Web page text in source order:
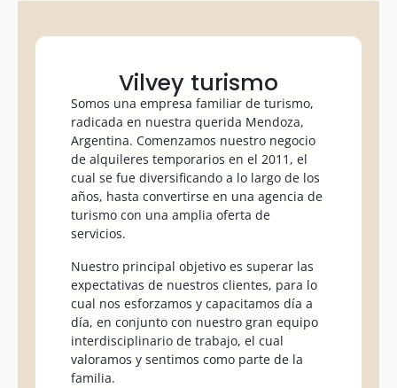
Vilvey turismo
Somos una empresa familiar de turismo,
radicada en nuestra querida Mendoza,
Argentina. Comenzamos nuestro negocio
de alquileres temporarios en el 2011, el
cual se fue diversificando a lo largo de los
años, hasta convertirse en una agencia de
turismo con una amplia oferta de
servicios.
Nuestro principal objetivo es superar las
expectativas de nuestros clientes, para lo
cual nos esforzamos y capacitamos día a
día, en conjunto con nuestro gran equipo
interdisciplinario de trabajo, el cual
valoramos y sentimos como parte de la
familia.